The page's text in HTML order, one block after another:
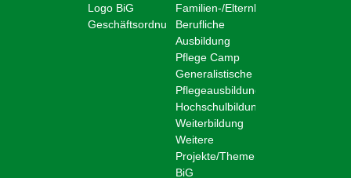
Logo BiG
Geschäftsordnung
Familien-/Elternbildung
Berufliche
Ausbildung
Pflege Camp
Generalistische
Pflegeausbildung
Hochschulbildung
Weiterbildung
Weitere
Projekte/Themen
BiG